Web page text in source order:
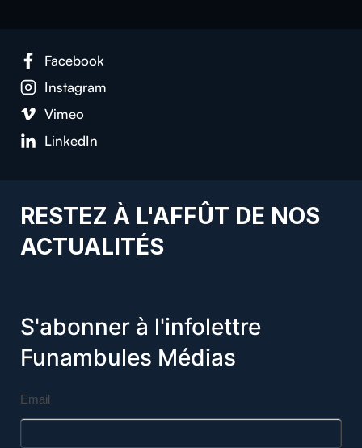
Facebook
Instagram
Vimeo
LinkedIn
RESTEZ À L'AFFÛT DE NOS
ACTUALITÉS
S'abonner à l'infolettre
Funambules Médias
Email